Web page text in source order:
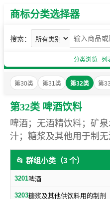
商标分类选择器
搜索：
分类浏览 列
第30类 第31类 第32类 第
第32类 啤酒饮料
啤酒；无酒精饮料；矿
汁；糖浆及其他用于制无
📂 群组小类（3 个）
3201啤酒
3203糖浆及其他供饮料用的制剂